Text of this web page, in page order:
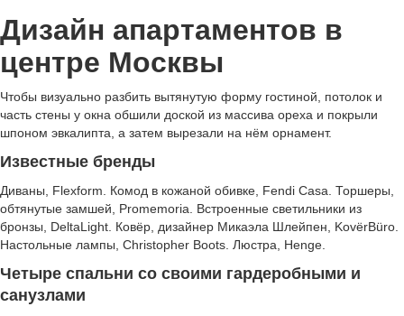
Дизайн апартаментов в
центре Москвы
Чтобы визуально разбить вытянутую форму гостиной, потолок и
часть стены у окна обшили доской из массива ореха и покрыли
шпоном эвкалипта, а затем вырезали на нём орнамент.
Известные бренды
Диваны, Flexform. Комод в кожаной обивке, Fendi Casa. Торшеры,
обтянутые замшей, Promemoria. Встроенные светильники из
бронзы, DeltaLight. Ковёр, дизайнер Микаэла Шлейпен, KovërBüro.
Настольные лампы, Christopher Boots. Люстра, Henge.
Четыре спальни со своими гардеробными и
санузлами